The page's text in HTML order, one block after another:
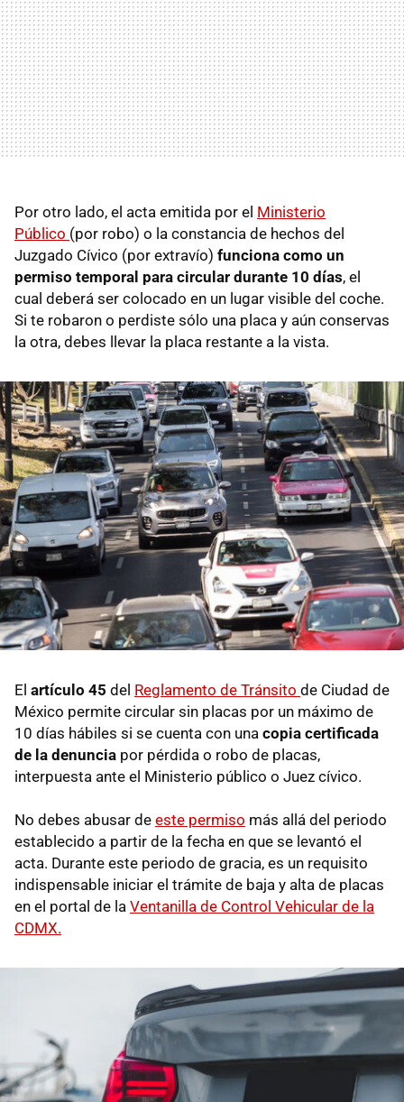
Por otro lado, el acta emitida por el Ministerio
Público (por robo) o la constancia de hechos del
Juzgado Cívico (por extravío) funciona como un
permiso temporal para circular durante 10 días, el
cual deberá ser colocado en un lugar visible del coche.
Si te robaron o perdiste sólo una placa y aún conservas
la otra, debes llevar la placa restante a la vista.
El artículo 45 del Reglamento de Tránsito de Ciudad de
México permite circular sin placas por un máximo de
10 días hábiles si se cuenta con una copia certificada
de la denuncia por pérdida o robo de placas,
interpuesta ante el Ministerio público o Juez cívico.
No debes abusar de este permiso más allá del periodo
establecido a partir de la fecha en que se levantó el
acta. Durante este periodo de gracia, es un requisito
indispensable iniciar el trámite de baja y alta de placas
en el portal de la Ventanilla de Control Vehicular de la
CDMX.